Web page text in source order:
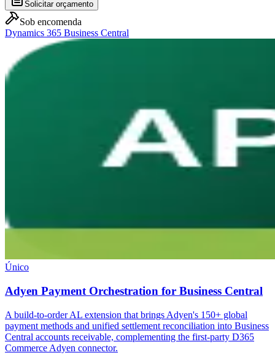
Solicitar orçamento
Sob encomenda
Dynamics 365 Business Central
Único
Adyen Payment Orchestration for Business Central
A build-to-order AL extension that brings Adyen's 150+ global
payment methods and unified settlement reconciliation into Business
Central accounts receivable, complementing the first-party D365
Commerce Adyen connector.